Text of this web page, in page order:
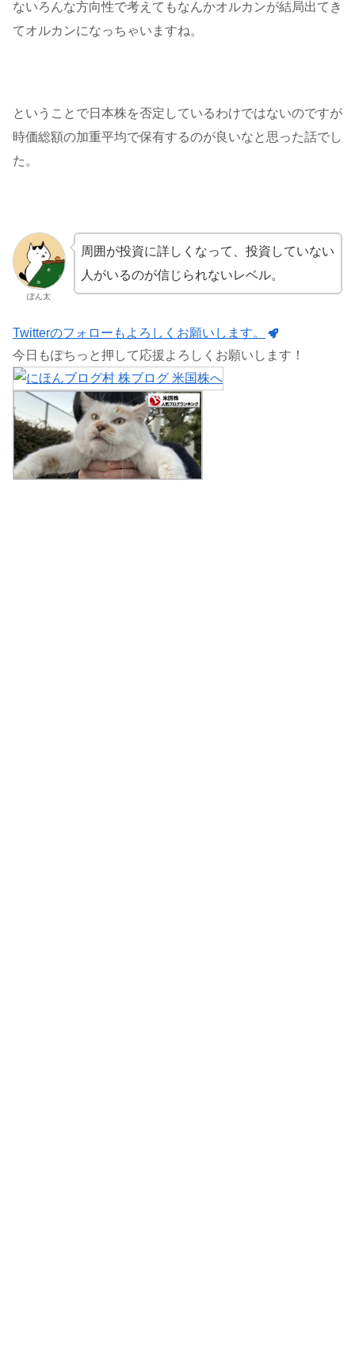
ないろんな方向性で考えてもなんかオルカンが結局出てき
てオルカンになっちゃいますね。
ということで日本株を否定しているわけではないのですが
時価総額の加重平均で保有するのが良いなと思った話でし
た。
ぽん太
周囲が投資に詳しくなって、投資していない
人がいるのが信じられないレベル。
Twitterのフォローもよろしくお願いします。
今日もぽちっと押して応援よろしくお願いします！